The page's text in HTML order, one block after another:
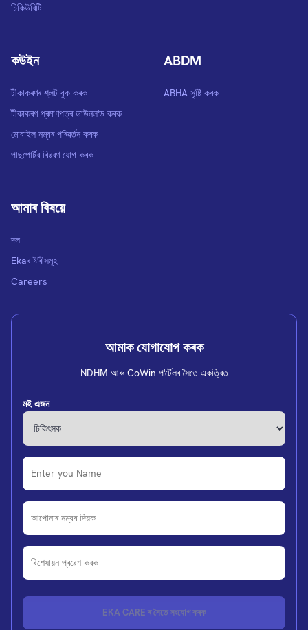
চিকিউৰিটি
কউইন
টীকাকৰণৰ শ্লট বুক কৰক
টীকাকৰণ প্ৰমাণপত্ৰ ডাউনল'ড কৰক
মোবাইল নম্বৰ পৰিৱৰ্তন কৰক
পাছপোৰ্টৰ বিৱৰণ যোগ কৰক
ABDM
ABHA সৃষ্টি কৰক
আমাৰ বিষয়ে
দল
Ekaৰ ষ্ট'ৰীসমূহ
Careers
আমাক যোগাযোগ কৰক
NDHM আৰু CoWin প'ৰ্টেলৰ সৈতে একত্ৰিত
মই এজন
EKA CARE ৰ সৈতে সংযোগ কৰক